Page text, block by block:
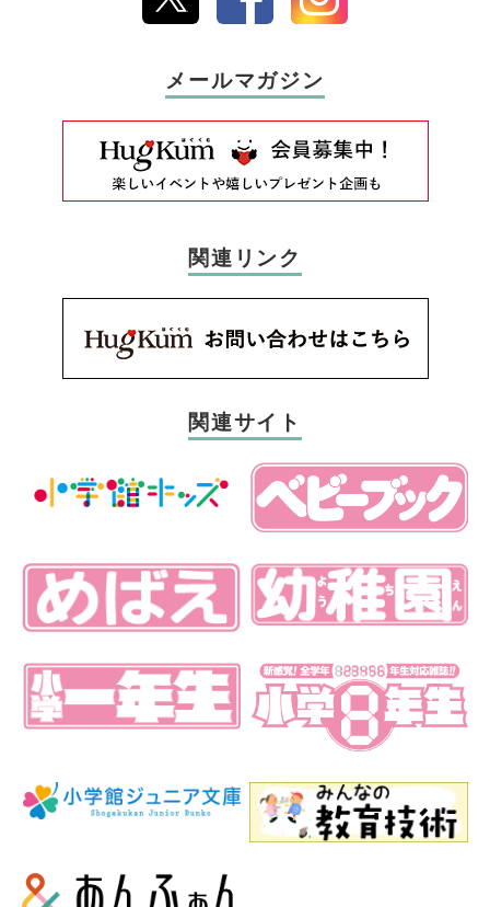
メールマガジン
関連リンク
関連サイト